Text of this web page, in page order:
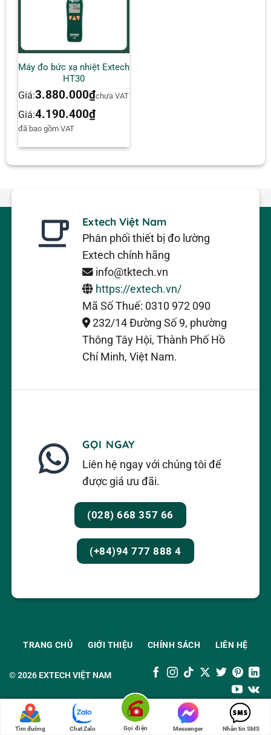
Máy đo bức xạ nhiệt Extech
HT30
Giá:3.880.000₫chưa VAT
Giá:4.190.400₫
đã bao gồm VAT
Extech Việt Nam
Phân phối thiết bị đo lường
Extech chính hãng
info@tktech.vn
https://extech.vn/
Mã Số Thuế: 0310 972 090
232/14 Đường Số 9, phường
Thông Tây Hội, Thành Phố Hồ
Chí Minh, Việt Nam.
GỌI NGAY
Liên hệ ngay với chúng tôi để
được giá ưu đãi.
(028) 668 357 66
(+84)94 777 888 4
© 2026EXTECH VIỆT NAM
TRANG CHỦ GIỚI THIỆU CHÍNH SÁCH LIÊN HỆ
Tìm đường Chat Zalo Gọi điện Messenger Nhắn tin SMS